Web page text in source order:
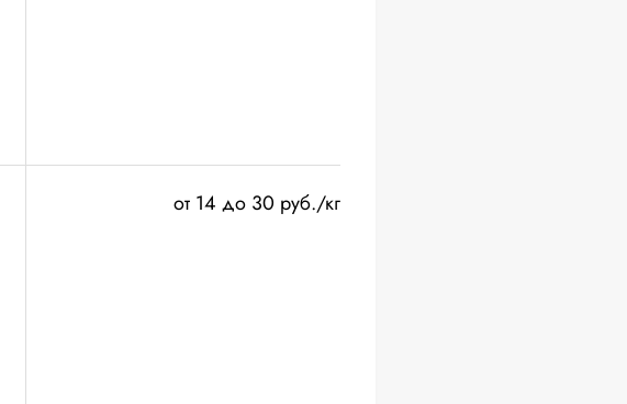
от 14 до 30 руб./кг